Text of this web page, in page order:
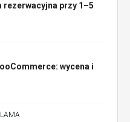
rezerwacyjna przy 1–5
wycena i